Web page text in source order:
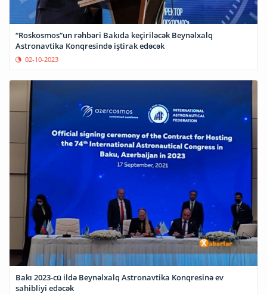
“Roskosmos”un rəhbəri Bakıda keçiriləcək Beynəlxalq
Astronavtika Konqresində iştirak edəcək
02-10-2023
Bakı 2023-cü ildə Beynəlxalq Astronavtika Konqresinə ev
sahibliyi edəcək